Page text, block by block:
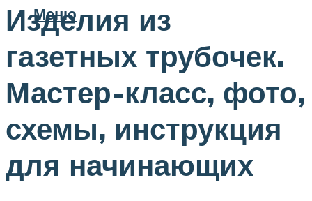
Меню
Изделия из
газетных трубочек.
Мастер-класс, фото,
схемы, инструкция
для начинающих